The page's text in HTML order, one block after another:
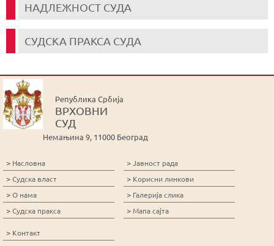
НАДЛЕЖНОСТ СУДА
СУДСКА ПРАКСА СУДА
Република Србија
ВРХОВНИ
СУД
Немањина 9, 11000 Београд
> Насловна
>Судска власт
>О нама
>Судска пракса
>Јавност рада
> Корисни линкови
> Галерија слика
>Мапа сајта
> Контакт